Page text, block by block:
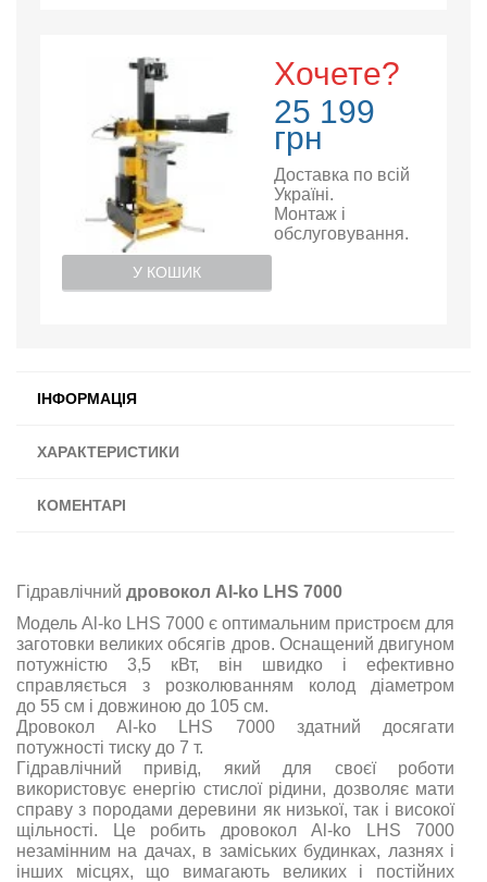
Хочете?
25 199
грн
Доставка по всій
Україні.
Монтаж і
обслуговування.
У КОШИК
ІНФОРМАЦІЯ
ХАРАКТЕРИСТИКИ
КОМЕНТАРІ
Гідравлічний дровокол Al-ko LHS 7000
Модель Al-ko LHS 7000 є оптимальним пристроєм для
заготовки великих обсягів дров. Оснащений двигуном
потужністю 3,5 кВт, він швидко і ефективно
справляється з розколюванням колод діаметром
до 55 см і довжиною до 105 см.
Дровокол Al-ko LHS 7000 здатний досягати
потужності тиску до 7 т.
Гідравлічний привід, який для своєї роботи
використовує енергію стислої рідини, дозволяє мати
справу з породами деревини як низької, так і високої
щільності. Це робить дровокол Al-ko LHS 7000
незамінним на дачах, в заміських будинках, лазнях і
інших місцях, що вимагають великих і постійних